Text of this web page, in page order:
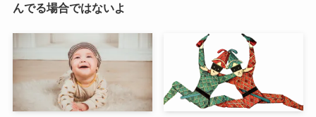
んでる場合ではないよ